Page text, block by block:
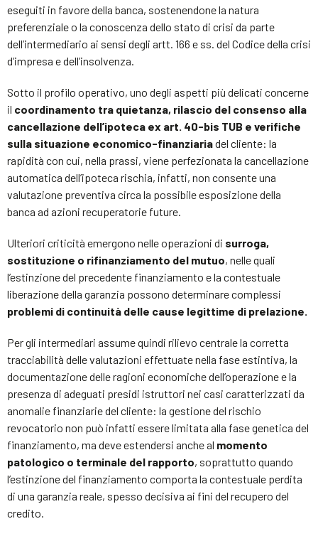
eseguiti in favore della banca, sostenendone la natura
preferenziale o la conoscenza dello stato di crisi da parte
dell’intermediario ai sensi degli artt. 166 e ss. del Codice della crisi
d’impresa e dell’insolvenza.
Sotto il profilo operativo, uno degli aspetti più delicati concerne
il coordinamento tra quietanza, rilascio del consenso alla
cancellazione dell’ipoteca ex art. 40-bis TUB e verifiche
sulla situazione economico-finanziariadel cliente: la
rapidità con cui, nella prassi, viene perfezionata la cancellazione
automatica dell’ipoteca rischia, infatti, non consente una
valutazione preventiva circa la possibile esposizione della
banca ad azioni recuperatorie future.
Ulteriori criticità emergono nelle operazioni di surroga,
sostituzione o rifinanziamento del mutuo, nelle quali
l’estinzione del precedente finanziamento e la contestuale
liberazione della garanzia possono determinare complessi
problemi di continuità delle cause legittime di prelazione.
Per gli intermediari assume quindi rilievo centrale la corretta
tracciabilità delle valutazioni effettuate nella fase estintiva, la
documentazione delle ragioni economiche dell’operazione e la
presenza di adeguati presidi istruttori nei casi caratterizzati da
anomalie finanziarie del cliente: la gestione del rischio
revocatorio non può infatti essere limitata alla fase genetica del
finanziamento, ma deve estendersi anche al momento
patologico o terminale del rapporto, soprattutto quando
l’estinzione del finanziamento comporta la contestuale perdita
di una garanzia reale, spesso decisiva ai fini del recupero del
credito.